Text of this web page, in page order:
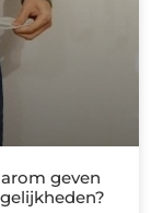
geven